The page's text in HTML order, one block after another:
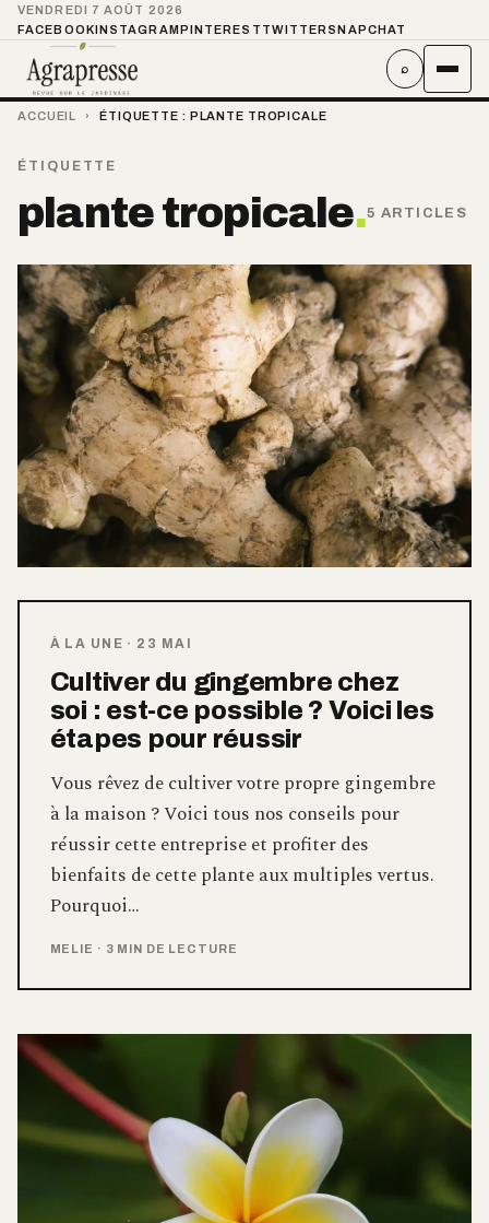
VENDREDI 7 AOÛT 2026
FACEBOOKINSTAGRAMPINTEREST TWITTER SNAPCHAT
⌕
ACCUEIL › ÉTIQUETTE : PLANTE TROPICALE
ÉTIQUETTE
plante tropicale.5 ARTICLES
À LA UNE · 23 MAI
Cultiver du gingembre chez
soi : est-ce possible ? Voici les
étapes pour réussir
Vous rêvez de cultiver votre propre gingembre
à la maison ? Voici tous nos conseils pour
réussir cette entreprise et profiter des
bienfaits de cette plante aux multiples vertus.
Pourquoi…
MELIE · 3 MIN DE LECTURE